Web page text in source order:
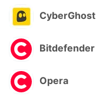
CyberGhost
Bitdefender
Opera